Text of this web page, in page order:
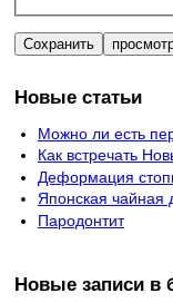
Новые статьи
Можно ли есть
Как встречать
Деформация
Японская чайная
Пародонтит
Новые записи в